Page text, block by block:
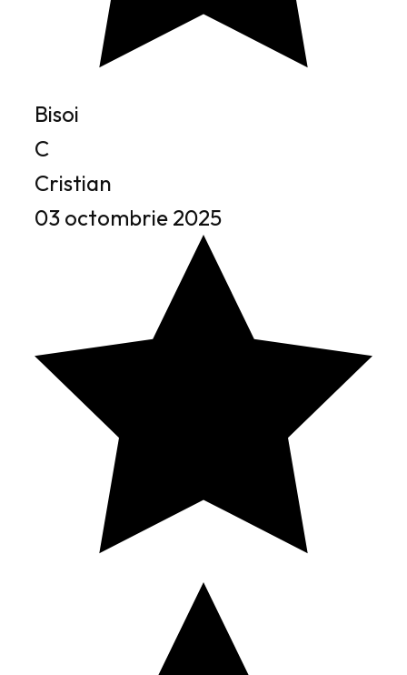
Bisoi
C
Cristian
03 octombrie 2025